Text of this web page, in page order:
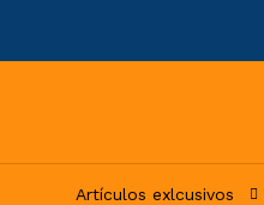
Artículos exlcusivos